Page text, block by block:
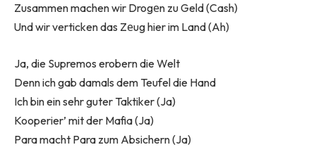
Zusammen machen wir Drogеn zu Geld (Cash)
Und wir verticken das Zеug hier im Land (Ah)
Ja, die Supremos erobern die Welt
Denn ich gab damals dem Teufel die Hand
Ich bin ein sehr guter Taktiker (Ja)
Kooperier’ mit der Mafia (Ja)
Para macht Para zum Absichern (Ja)